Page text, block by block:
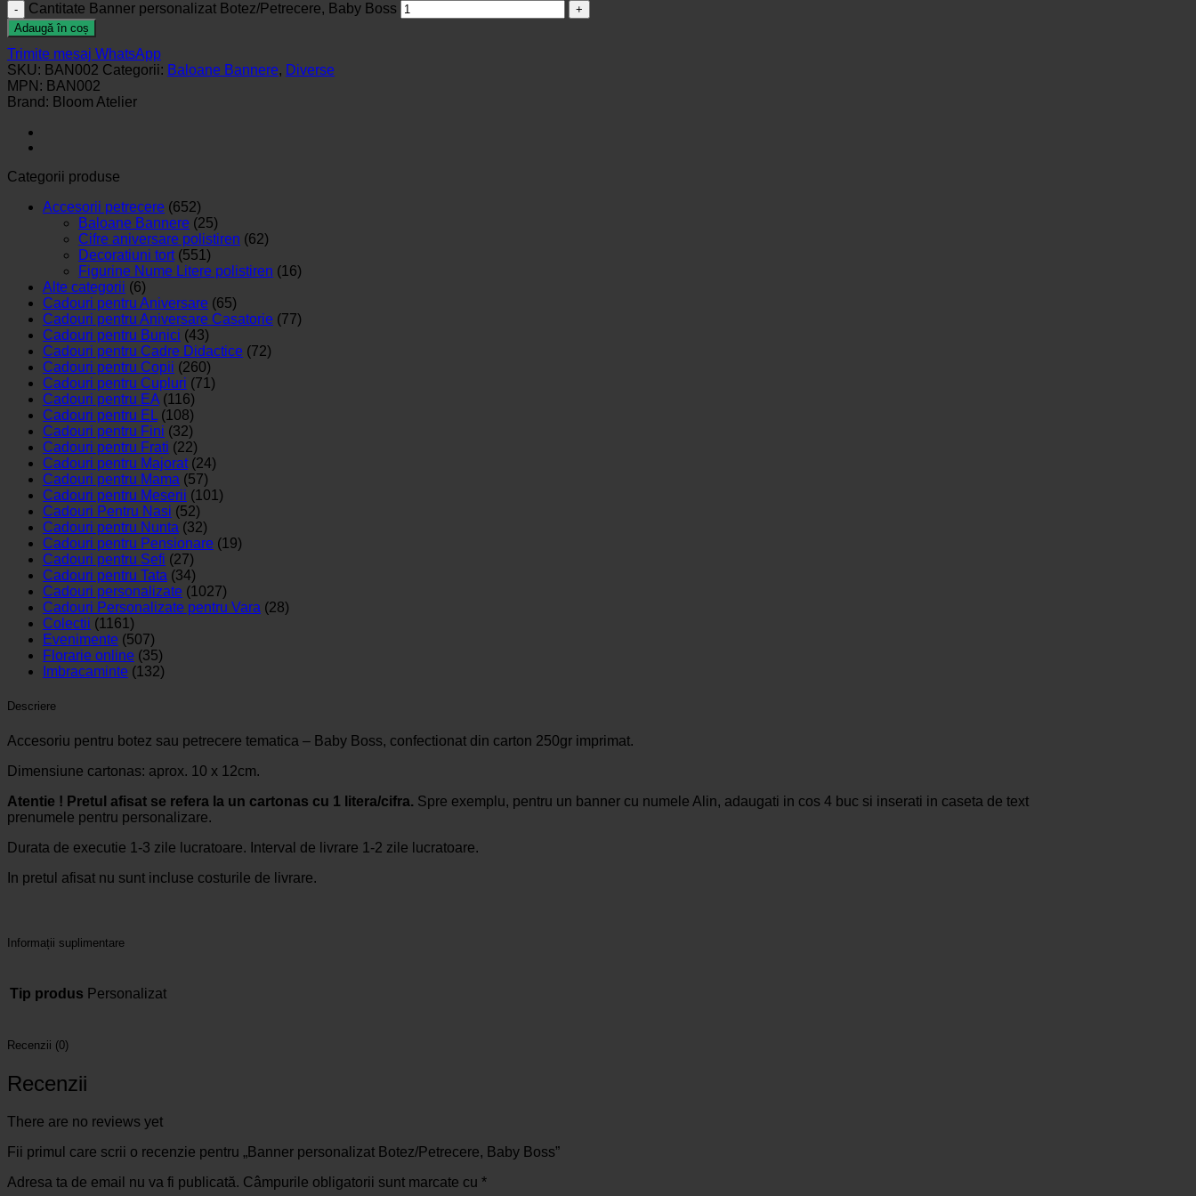
Cantitate Banner personalizat Botez/Petrecere, Baby Boss
Adaugă în coș
Trimite mesaj WhatsApp
SKU: BAN002 Categorii: Baloane Bannere, Diverse
MPN: BAN002
Brand: Bloom Atelier
Categorii produse
Accesorii petrecere (652)
Baloane Bannere (25)
Cifre aniversare polistiren (62)
Decoratiuni tort (551)
Figurine Nume Litere polistiren (16)
Alte categorii (6)
Cadouri pentru Aniversare (65)
Cadouri pentru Aniversare Casatorie (77)
Cadouri pentru Bunici (43)
Cadouri pentru Cadre Didactice (72)
Cadouri pentru Copii (260)
Cadouri pentru Cupluri (71)
Cadouri pentru EA (116)
Cadouri pentru EL (108)
Cadouri pentru Fini (32)
Cadouri pentru Frati (22)
Cadouri pentru Majorat (24)
Cadouri pentru Mama (57)
Cadouri pentru Meserii (101)
Cadouri Pentru Nasi (52)
Cadouri pentru Nunta (32)
Cadouri pentru Pensionare (19)
Cadouri pentru Sefi (27)
Cadouri pentru Tata (34)
Cadouri personalizate (1027)
Cadouri Personalizate pentru Vara (28)
Colectii (1161)
Evenimente (507)
Florarie online (35)
Imbracaminte (132)
Descriere
Accesoriu pentru botez sau petrecere tematica – Baby Boss, confectionat din carton 250gr imprimat.
Dimensiune cartonas: aprox. 10 x 12cm.
Atentie ! Pretul afisat se refera la un cartonas cu 1 litera/cifra. Spre exemplu, pentru un banner cu numele Alin, adaugati in cos 4 buc si inserati in caseta de text
prenumele pentru personalizare.
Durata de executie 1-3 zile lucratoare. Interval de livrare 1-2 zile lucratoare.
In pretul afisat nu sunt incluse costurile de livrare.
Informații suplimentare
Tip produs Personalizat
Recenzii (0)
Recenzii
There are no reviews yet
Fii primul care scrii o recenzie pentru „Banner personalizat Botez/Petrecere, Baby Boss”
Adresa ta de email nu va fi publicată. Câmpurile obligatorii sunt marcate cu *